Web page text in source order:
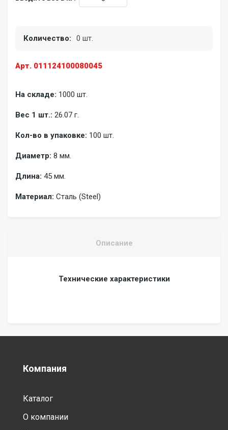
Арт. 011124100080045
На складе: 1000 шт.
Вес 1 шт.: 26.07 г.
Кол-во в упаковке: 100 шт.
Диаметр: 8 мм.
Длина: 45 мм.
Материал: Сталь (Steel)
Количество: 0 шт.
Описание
Технические характеристики
Компания
Каталог
О компании